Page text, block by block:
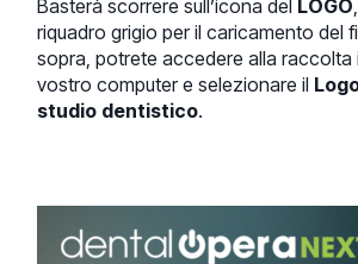
Basterà scorrere sull’icona del LOGO
riquadro grigio per il caricamento del
sopra, potrete accedere alla raccolta
vostro computer e selezionare il
studio dentistico.